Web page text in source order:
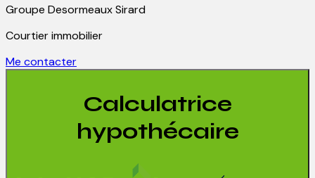
Groupe Desormeaux Sirard
Courtier immobilier
Me contacter
Calculatrice
hypothécaire